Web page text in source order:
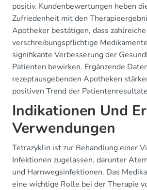
positiv. Kundenbewertungen heben
Zufriedenheit mit den
Apotheker bestätigen, dass zahlreiche
verschreibungspflichtige
signifikante Verbesserung der
Patienten bewirken. Ergänzende
rezeptausgebenden Apotheken
positiven Trend der
Indikationen Und
Verwendungen
Tetrazyklin ist zur Behandlung einer
Infektionen zugelassen, darunter
und Harnwegsinfektionen. Das
eine wichtige Rolle bei der Therapie